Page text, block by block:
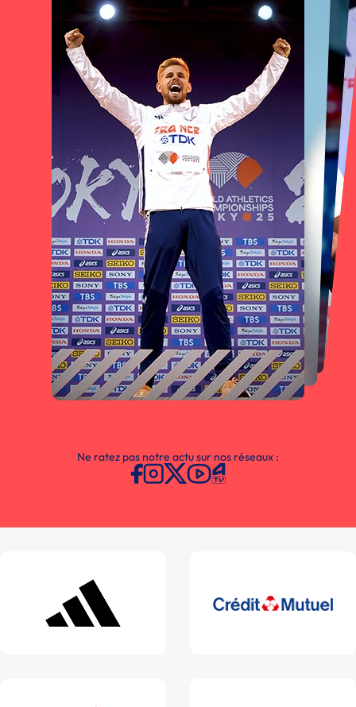
Ne ratez pas notre actu sur nos réseaux :